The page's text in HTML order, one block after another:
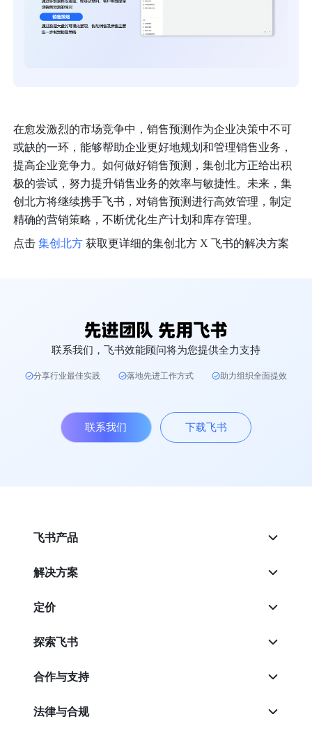
在愈发激烈的市场竞争中，销售预测作为企业决策中不可
或缺的一环，能够帮助企业更好地规划和管理销售业务，
提高企业竞争力。如何做好销售预测，集创北方正给出积
极的尝试，努力提升销售业务的效率与敏捷性。未来，集
创北方将继续携手飞书，对销售预测进行高效管理，制定
精确的营销策略，不断优化生产计划和库存管理。
点击 集创北方 获取更详细的集创北方 X 飞书的解决方案
联系我们，飞书效能顾问将为您提供全力支持
分享行业最佳实践 落地先进工作方式 助力组织全面提效
联系我们 下载飞书
飞书产品
解决方案
定价
探索飞书
合作与支持
法律与合规